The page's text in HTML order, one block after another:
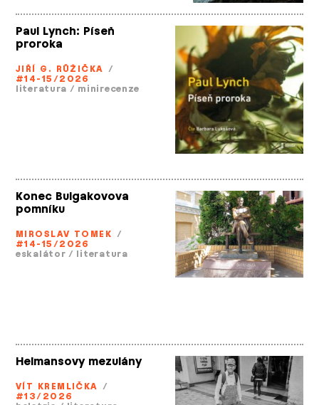
Paul Lynch: Píseň
proroka
JIŘÍ G. RŮŽIČKA /
#14-15/2026
literatura / minirecenze
Konec Bulgakovova
pomníku
MIROSLAV TOMEK /
#14-15/2026
eskalátor / literatura
Helmansovy mezulány
VÍT KREMLIČKA /
#13/2026